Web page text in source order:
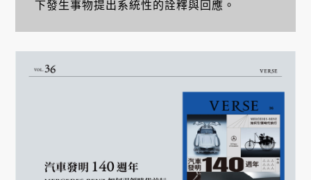
下發生事物提出系統性的詮釋與回應。